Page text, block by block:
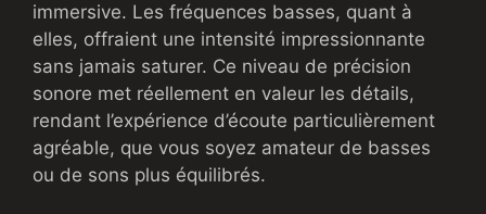
immersive. Les fréquences basses, quant à
elles, offraient une intensité impressionnante
sans jamais saturer. Ce niveau de précision
sonore met réellement en valeur les détails,
rendant l’expérience d’écoute particulièrement
agréable, que vous soyez amateur de basses
ou de sons plus équilibrés.